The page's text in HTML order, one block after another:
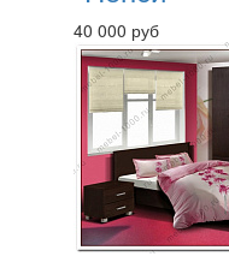
40 000 руб